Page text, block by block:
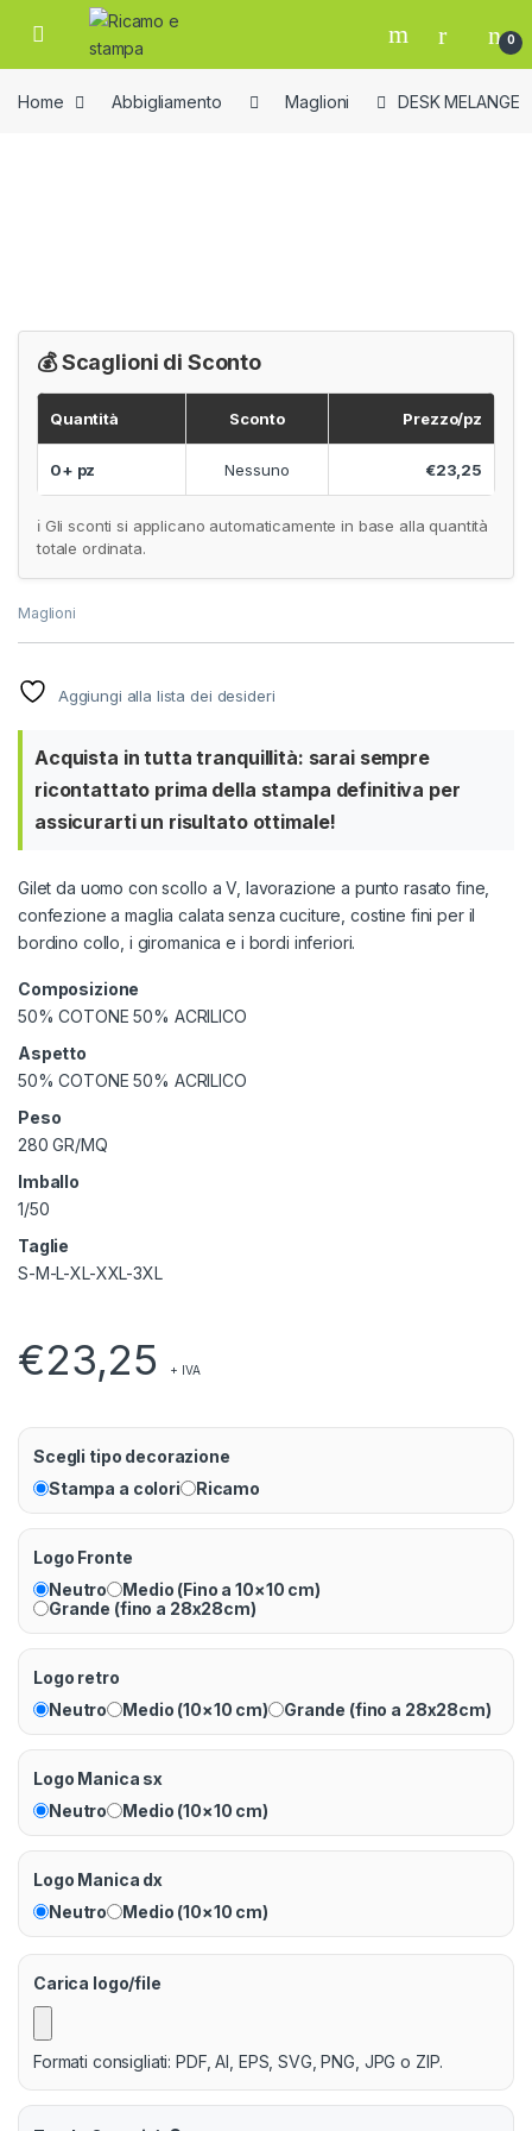
Skip to navigation
Skip to content
Open 0
Home Abbigliamento Maglioni DESK MELANGE
💰 Scaglioni di Sconto
Quantità Sconto Prezzo/pz
0+ pz Nessuno €23,25
ℹ️ Gli sconti si applicano automaticamente in base alla quantità
totale ordinata.
Maglioni
Aggiungi alla lista dei desideri
Acquista in tutta tranquillità: sarai sempre
ricontattato prima della stampa definitiva per
assicurarti un risultato ottimale!
Gilet da uomo con scollo a V, lavorazione a punto rasato fine,
confezione a maglia calata senza cuciture, costine fini per il
bordino collo, i giromanica e i bordi inferiori.
Composizione
50% COTONE 50% ACRILICO
Aspetto
50% COTONE 50% ACRILICO
Peso
280 GR/MQ
Imballo
1/50
Taglie
S-M-L-XL-XXL-3XL
€23,25 + IVA
Scegli tipo decorazione
Stampa a colori
Ricamo
Logo Fronte
Neutro
Medio (Fino a 10×10 cm)
Grande (fino a 28x28cm)
Logo retro
Neutro
Medio (10×10 cm) Grande (fino a 28x28cm)
Logo Manica sx
Neutro
Medio (10×10 cm)
Logo Manica dx
Neutro
Medio (10×10 cm)
Carica logo/file
Formati consigliati: PDF, AI, EPS, SVG, PNG, JPG o ZIP.